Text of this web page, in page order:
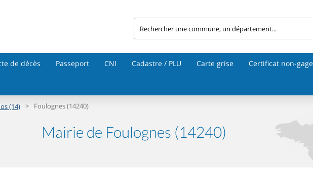
de décès Passeport CNI Cadastre / PLU Carte grise Certificat non-gage
(14) > Foulognes (14240)
Mairie de Foulognes (14240)